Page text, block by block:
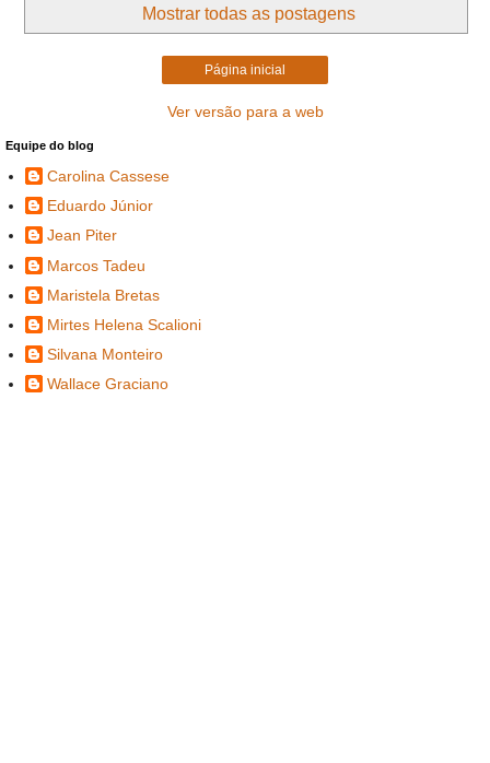
Mostrar todas as postagens
Página inicial
Ver versão para a web
Equipe do blog
Carolina Cassese
Eduardo Júnior
Jean Piter
Marcos Tadeu
Maristela Bretas
Mirtes Helena Scalioni
Silvana Monteiro
Wallace Graciano